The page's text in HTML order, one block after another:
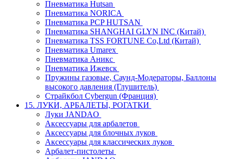
Пневматика Hutsan
Пневматика NORICA
Пневматика PCP HUTSAN
Пневматика SHANGHAI GLYN INC (Китай)
Пневматика TSS FORTUNE Co,Ltd (Китай)
Пневматика Umarex
Пневматика Аникс
Пневматика Ижевск
Пружины газовые, Саунд-Модераторы, Баллоны
высокого давления (Глушитель)
Страйкбол Cybergun (Франция)
15. ЛУКИ, АРБАЛЕТЫ, РОГАТКИ
Луки JANDAO
Аксессуары для арбалетов
Аксессуары для блочных луков
Аксессуары для классических луков
Арбалет-пистолеты